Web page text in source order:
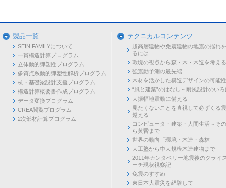
製品一覧
SEIN FAMILYについて
一貫構造計算プログラム
立体動的弾塑性プログラム
多質点系動的弾塑性解析プログラム
杭・基礎梁設計支援プログラム
構造計算概要書作成プログラム
データ変換プログラム
CREA閲覧プログラム
2次部材計算プログラム
テクニカルコンテンツ
超高層建物や免震建物の地震の揺れ
るには
環境の視点から森・木・木造を考える
強震動予測の最先端
木材を活かした構造デザインの可能性
“風と建築”のはなし～耐風設計のいろ
大振幅地震動に備える
見たくないことを直視して必ずくる
越える
コンピュータ・建築・人間生活～そ
ら黄昏まで
世界の動向「環境・木造・森林」
大工塾から中大規模木造建物まで
2011年カンタベリー地震後のクライ
ーチ現状視察記
免震のすすめ
東日本大震災を経験して